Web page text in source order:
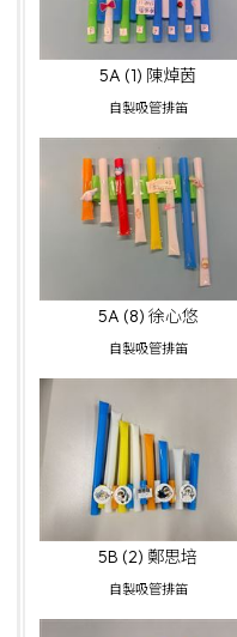
5A (1) 陳焯茵
自製吸管排笛
5A (8) 徐心悠
自製吸管排笛
5B (2) 鄭思培
自製吸管排笛